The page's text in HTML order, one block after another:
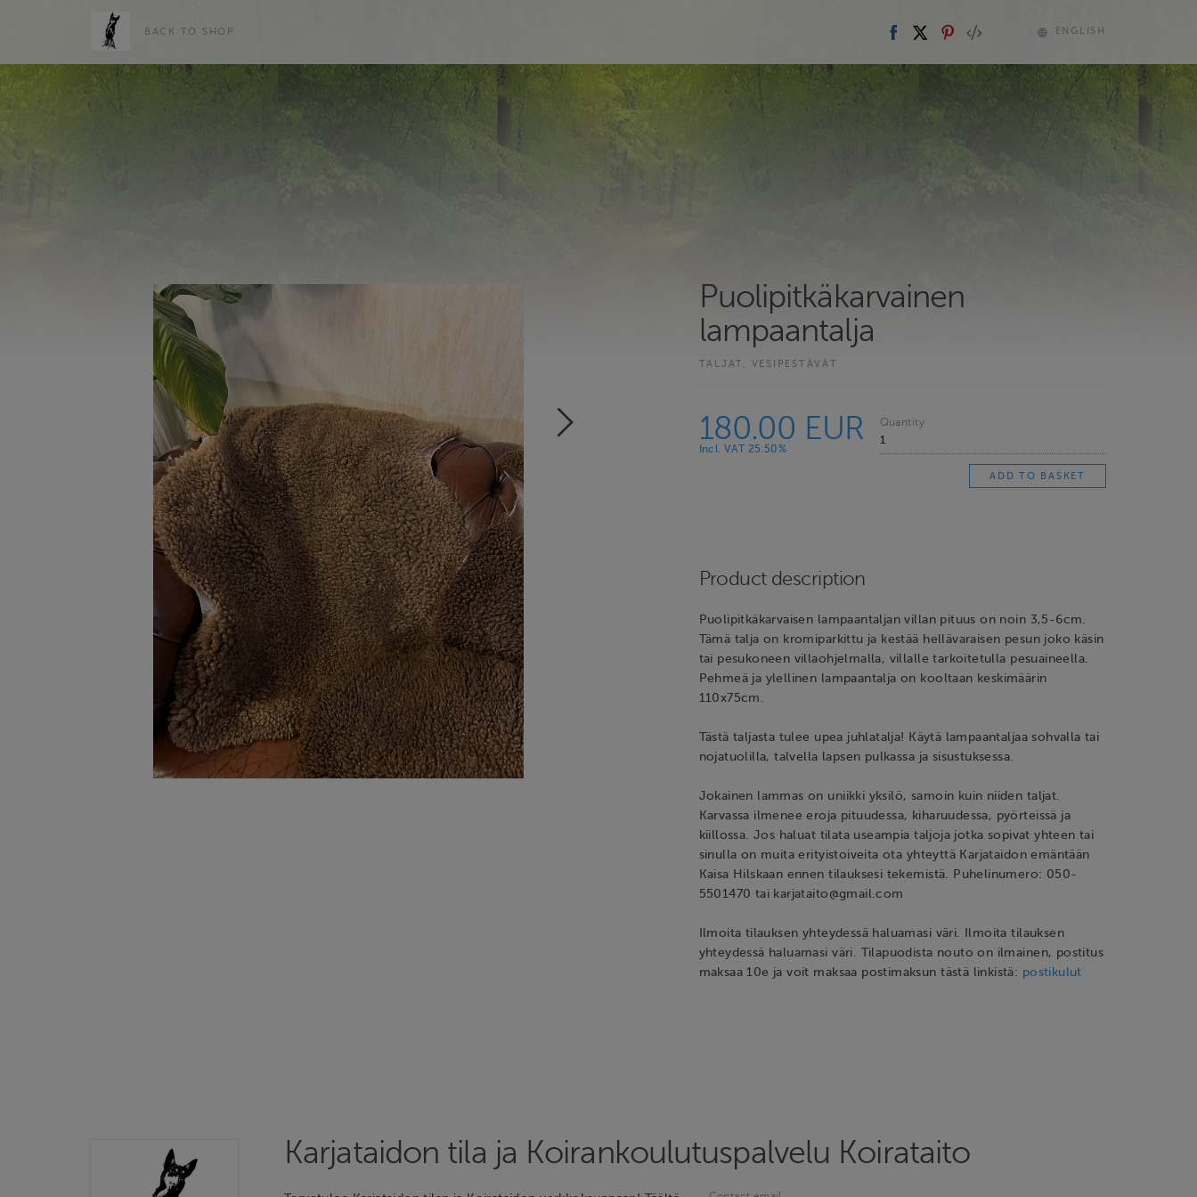
BACK TO SHOP ENGLISH
Puolipitkäkarvainen
lampaantalja
TALJAT, VESIPESTÄVÄT
180.00 EUR
Incl. VAT 25.50%
Quantity
Product description
Puolipitkäkarvaisen lampaantaljan villan pituus on noin 3,5-6cm.
Tämä talja on kromiparkittu ja kestää hellävaraisen pesun joko käsin
tai pesukoneen villaohjelmalla, villalle tarkoitetulla pesuaineella.
Pehmeä ja ylellinen lampaantalja on kooltaan keskimäärin
110x75cm.
Tästä taljasta tulee upea juhlatalja! Käytä lampaantaljaa sohvalla tai
nojatuolilla, talvella lapsen pulkassa ja sisustuksessa.
Jokainen lammas on uniikki yksilö, samoin kuin niiden taljat.
Karvassa ilmenee eroja pituudessa, kiharuudessa, pyörteissä ja
kiillossa. Jos haluat tilata useampia taljoja jotka sopivat yhteen tai
sinulla on muita erityistoiveita ota yhteyttä Karjataidon emäntään
Kaisa Hilskaan ennen tilauksesi tekemistä. Puhelinumero: 050-
5501470 tai karjataito@gmail.com
Ilmoita tilauksen yhteydessä haluamasi väri. Ilmoita tilauksen
yhteydessä haluamasi väri. Tilapuodista nouto on ilmainen, postitus
maksaa 10e ja voit maksaa postimaksun tästä linkistä: postikulut
Karjataidon tila ja Koirankoulutuspalvelu Koirataito